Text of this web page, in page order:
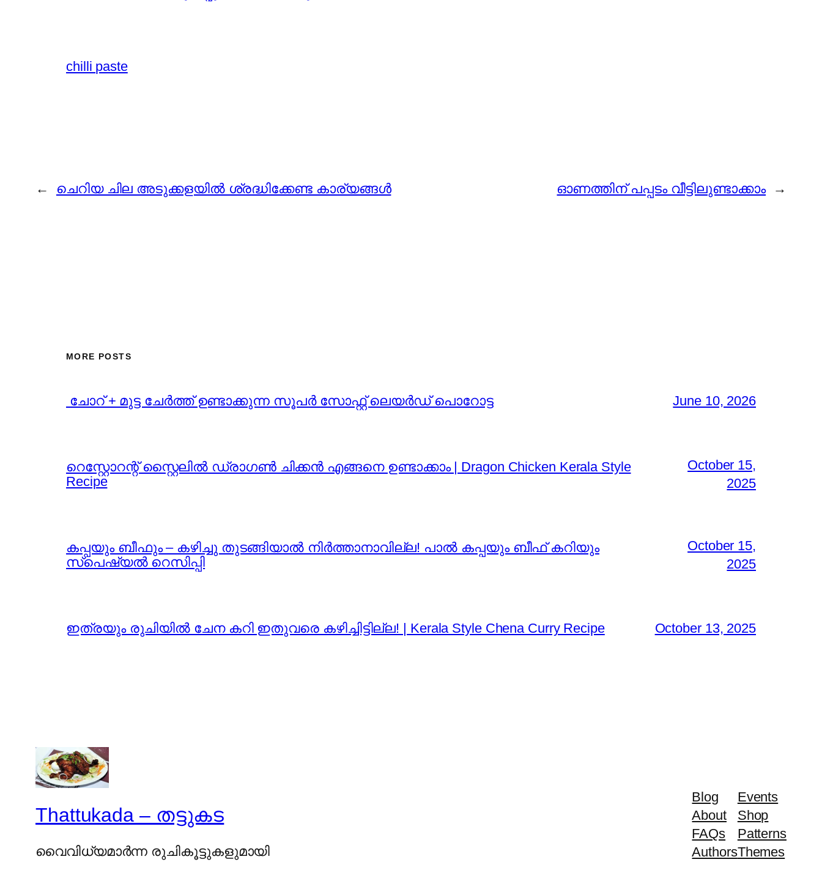
chilli paste
← ചെറിയ ചില അടുക്കളയില്‍ ശ്രദ്ധിക്കേണ്ട കാര്യങ്ങൾ ഓണത്തിന് പപ്പടം വീട്ടിലുണ്ടാക്കാം →
MORE POSTS
️ ചോറ് + മുട്ട ചേർത്ത് ഉണ്ടാക്കുന്ന സൂപർ സോഫ്റ്റ് ലെയർഡ് പൊറോട്ട June 10, 2026
റെസ്റ്റോറന്റ് സ്റ്റൈലിൽ ഡ്രാഗൺ ചിക്കൻ എങ്ങനെ ഉണ്ടാക്കാം | Dragon Chicken Kerala Style
Recipe
October 15,
2025
കപ്പയും ബീഫും – കഴിച്ചു തുടങ്ങിയാൽ നിർത്താനാവില്ല! പാൽ കപ്പയും ബീഫ് കറിയും
സ്പെഷ്യൽ റെസിപ്പി
October 15,
2025
ഇത്രയും രുചിയിൽ ചേന കറി ഇതുവരെ കഴിച്ചിട്ടില്ല! | Kerala Style Chena Curry Recipe October 13, 2025
Thattukada – തട്ടുകട
വൈവിധ്യമാര്‍ന്ന രുചികൂട്ടുകളുമായി
Blog
About
FAQs
Authors
Events
Shop
Patterns
Themes